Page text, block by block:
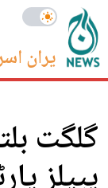
ایران
گلگت